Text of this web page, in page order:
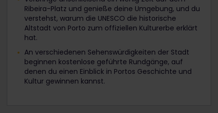
Ribeira-Platz und genieße deine Umgebung, und du
verstehst, warum die UNESCO die historische
Altstadt von Porto zum offiziellen Kulturerbe erklärt
hat.
An verschiedenen Sehenswürdigkeiten der Stadt
beginnen kostenlose geführte Rundgänge, auf
denen du einen Einblick in Portos Geschichte und
Kultur gewinnen kannst.